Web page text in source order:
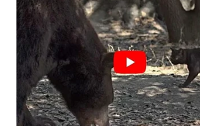
WN
TAPANULI
SELATAN
WN
TANJUNG
LESUNG